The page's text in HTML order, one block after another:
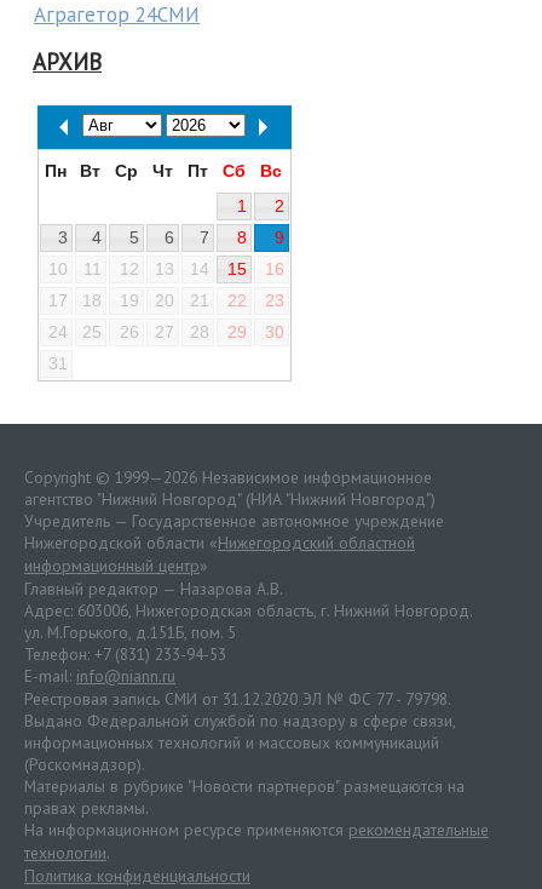
Аграгетор 24СМИ
АРХИВ
Пн Вт Ср Чт Пт Сб
Вс
1
2
3
4 5 6 7 8
9
10
11 12 13 14 15
16
17
18 19 20 21 22
23
24
25 26 27 28 29
30
31
Copyright © 1999—2026 Независимое информационное
агентство "Нижний Новгород" (НИА "Нижний Новгород")
Учредитель — Государственное автономное учреждение
Нижегородской области «Нижегородский областной
информационный центр»
Главный редактор — Назарова А.В.
Адрес: 603006, Нижегородская область, г. Нижний Новгород.
ул. М.Горького, д.151Б, пом. 5
Телефон: +7 (831) 233-94-53
E-mail: info@niann.ru
Реестровая запись СМИ от 31.12.2020 ЭЛ № ФС 77 - 79798.
Выдано Федеральной службой по надзору в сфере связи,
информационных технологий и массовых коммуникаций
(Роскомнадзор).
Материалы в рубрике "Новости партнеров" размещаются на
правах рекламы.
На информационном ресурсе применяются рекомендательные
технологии.
Политика конфиденциальности